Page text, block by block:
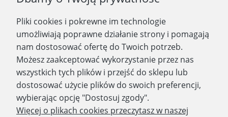
Zapisz się
WYDAWNICTWO PROMIC
PRODUKTY
Pliki cookies i pokrewne im technologie
umożliwiają poprawne działanie strony i pomagają
nam dostosować ofertę do Twoich potrzeb.
Możesz zaakceptować wykorzystanie przez nas
wszystkich tych plików i przejść do sklepu lub
dostosować użycie plików do swoich preferencji,
wybierając opcję "Dostosuj zgody".
Więcej o plikach cookies przeczytasz w naszej